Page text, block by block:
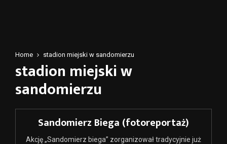
Home stadion miejski w sandomierzu
stadion miejski w
sandomierzu
Sandomierz Biega (fotoreportaż)
Akcję „Sandomierz biega” zorganizował tradycyjnie już